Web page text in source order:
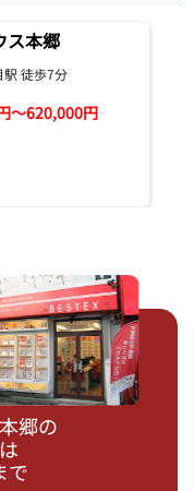
ス本郷
徒歩7分
～620,000円
郷の
で